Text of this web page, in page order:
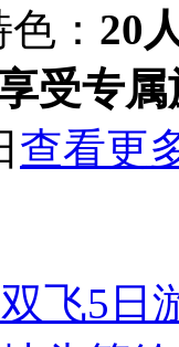
： 20
受专
查看更